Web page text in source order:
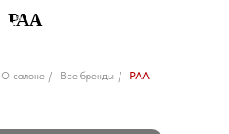
РАА
О салоне / Все бренды / РАА